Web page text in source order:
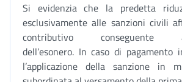
Si evidenzia che la predetta
esclusivamente alle sanzioni civili
contributivo conseguente
dell’esonero. In caso di pagamento
l’applicazione della sanzione in